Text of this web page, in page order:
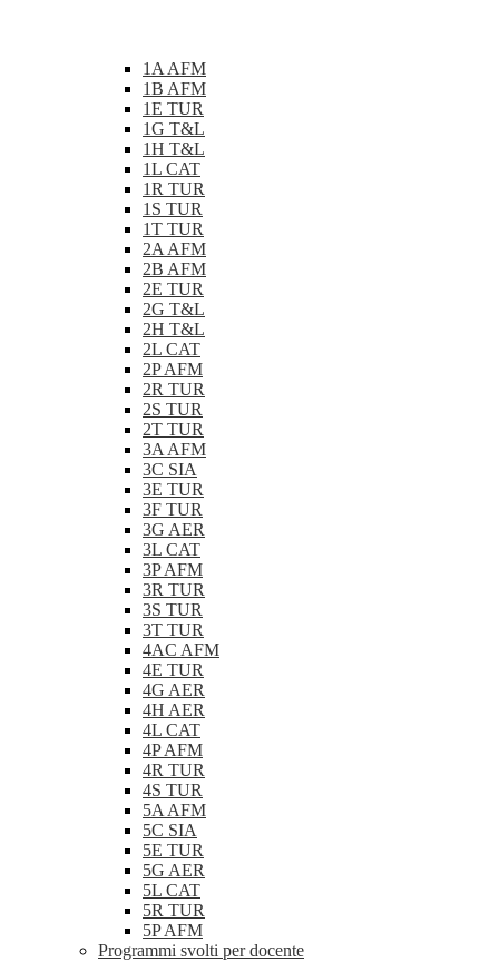
1A AFM
1B AFM
1E TUR
1G T&L
1H T&L
1L CAT
1R TUR
1S TUR
1T TUR
2A AFM
2B AFM
2E TUR
2G T&L
2H T&L
2L CAT
2P AFM
2R TUR
2S TUR
2T TUR
3A AFM
3C SIA
3E TUR
3F TUR
3G AER
3L CAT
3P AFM
3R TUR
3S TUR
3T TUR
4AC AFM
4E TUR
4G AER
4H AER
4L CAT
4P AFM
4R TUR
4S TUR
5A AFM
5C SIA
5E TUR
5G AER
5L CAT
5R TUR
5P AFM
Programmi svolti per docente